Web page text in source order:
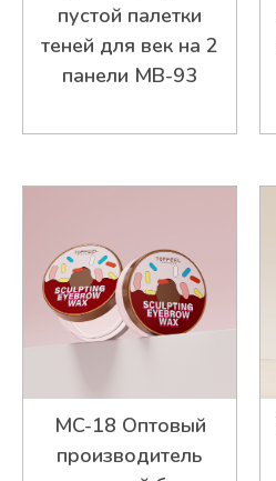
пустой палетки
теней для век на 2
панели MB-93
MC-18 Оптовый
производитель